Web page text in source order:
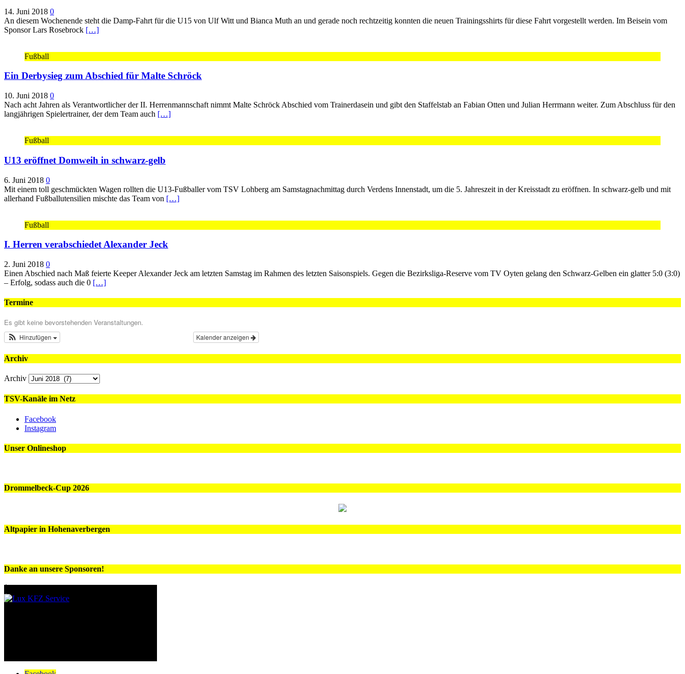
14. Juni 2018 0
An diesem Wochenende steht die Damp-Fahrt für die U15 von Ulf Witt und Bianca Muth an und gerade noch rechtzeitig konnten die neuen Trainingsshirts für diese Fahrt vorgestellt werden. Im Beisein vom
Sponsor Lars Rosebrock […]
Fußball
Ein Derbysieg zum Abschied für Malte Schröck
10. Juni 2018 0
Nach acht Jahren als Verantwortlicher der II. Herrenmannschaft nimmt Malte Schröck Abschied vom Trainerdasein und gibt den Staffelstab an Fabian Otten und Julian Herrmann weiter. Zum Abschluss für den
langjährigen Spielertrainer, der dem Team auch […]
Fußball
U13 eröffnet Domweih in schwarz-gelb
6. Juni 2018 0
Mit einem toll geschmückten Wagen rollten die U13-Fußballer vom TSV Lohberg am Samstagnachmittag durch Verdens Innenstadt, um die 5. Jahreszeit in der Kreisstadt zu eröffnen. In schwarz-gelb und mit
allerhand Fußballutensilien mischte das Team von […]
Fußball
I. Herren verabschiedet Alexander Jeck
2. Juni 2018 0
Einen Abschied nach Maß feierte Keeper Alexander Jeck am letzten Samstag im Rahmen des letzten Saisonspiels. Gegen die Bezirksliga-Reserve vom TV Oyten gelang den Schwarz-Gelben ein glatter 5:0 (3:0)
– Erfolg, sodass auch die 0 […]
Termine
Es gibt keine bevorstehenden Veranstaltungen.
Kalender anzeigen
Hinzufügen
Archiv
Archiv
TSV-Kanäle im Netz
Facebook
Instagram
Unser Onlineshop
Drommelbeck-Cup 2026
Altpapier in Hohenaverbergen
Danke an unsere Sponsoren!